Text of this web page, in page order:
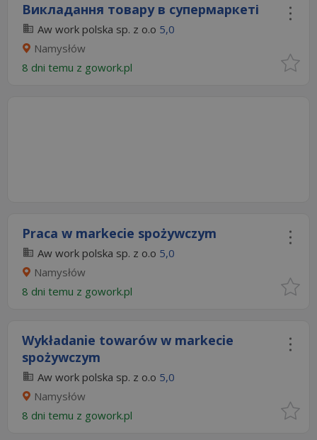
Викладання товару в супермаркеті
Aw work polska sp. z o.o 5,0
Namysłów
8 dni temu z gowork.pl
Praca w markecie spożywczym
Aw work polska sp. z o.o 5,0
Namysłów
8 dni temu z gowork.pl
Wykładanie towarów w markecie
spożywczym
Aw work polska sp. z o.o 5,0
Namysłów
8 dni temu z gowork.pl